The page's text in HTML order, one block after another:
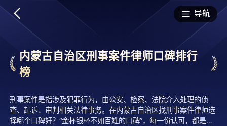
导航
内蒙古自治区刑事案件律师口碑排行
榜
刑事案件是指涉及犯罪行为，由公安、检察、法院介入处理的侦
查、起诉、审判相关法律事务。在内蒙古自治区找刑事案件律师选
择哪个口碑好？“金杯银杯不如百姓的口碑”，每一份认可，都是对